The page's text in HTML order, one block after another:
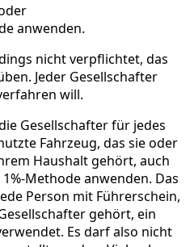
anwenden.
nicht verpflichtet, das
Jeder Gesellschafter
will.
Gesellschafter für jedes
Fahrzeug, das sie oder
Haushalt gehört, auch
Methode anwenden. Das
Person mit Führerschein,
gehört, ein
Es darf also nicht